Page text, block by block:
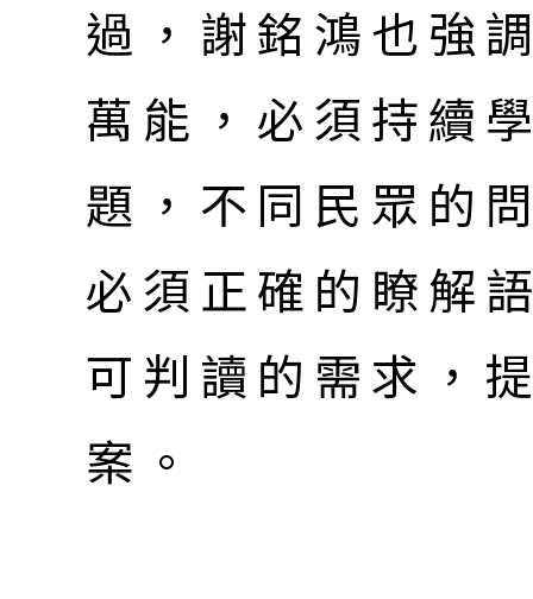
過，謝銘鴻也強
萬能，必須持續
題，不同民眾的
必須正確的瞭解
可判讀的需求，
案。